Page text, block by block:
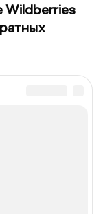
Wildberries